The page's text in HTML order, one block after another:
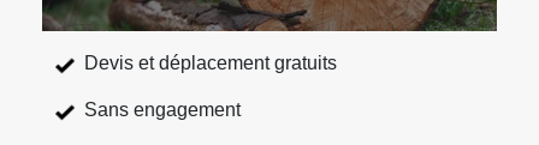
Devis et déplacement gratuits
Sans engagement